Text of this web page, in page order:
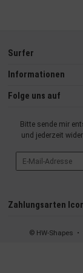
Surfer
Informationen
Folge uns auf
Bitte sende mir
und jederzeit
Zahlungsarten
© HW-Shapes •